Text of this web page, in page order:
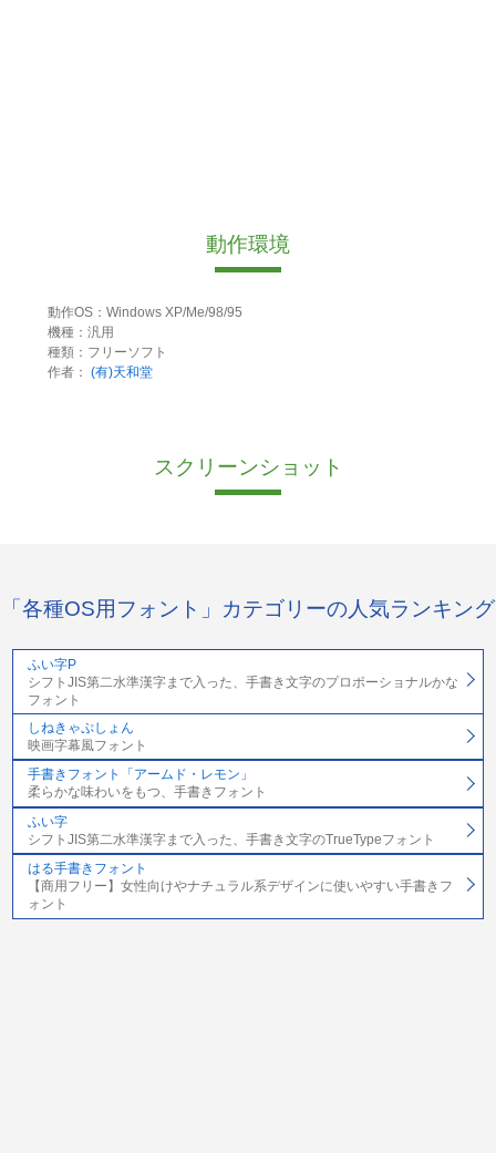
動作環境
動作OS：Windows XP/Me/98/95
機種：汎用
種類：フリーソフト
作者： (有)天和堂
スクリーンショット
「各種OS用フォント」カテゴリーの人気ランキング
ふい字P
シフトJIS第二水準漢字まで入った、手書き文字のプロポーショナルかな
フォント
しねきゃぷしょん
映画字幕風フォント
手書きフォント「アームド・レモン」
柔らかな味わいをもつ、手書きフォント
ふい字
シフトJIS第二水準漢字まで入った、手書き文字のTrueTypeフォント
はる手書きフォント
【商用フリー】女性向けやナチュラル系デザインに使いやすい手書きフ
ォント